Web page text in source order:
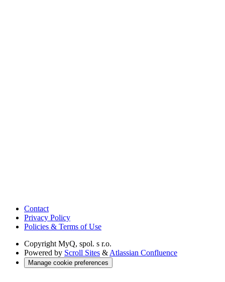
Contact
Privacy Policy
Policies & Terms of Use
Copyright MyQ, spol. s r.o.
Powered by Scroll Sites & Atlassian Confluence
Manage cookie preferences